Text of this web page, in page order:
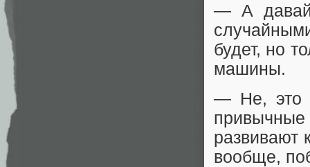
— А давай
будет, но
машины.
— Не, это
развивают
вообще,